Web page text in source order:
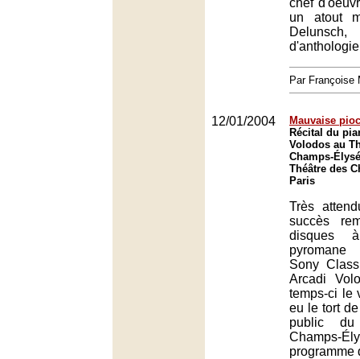
chef
un atout
Par Françoise
12/01/2004
Mauvaise
Récital du
Volodos au
Champs-
Théâtre des
Paris
Très
succès
disques
Sony
Arcadi
temps-ci le
eu le tort
public
Champs-
programme